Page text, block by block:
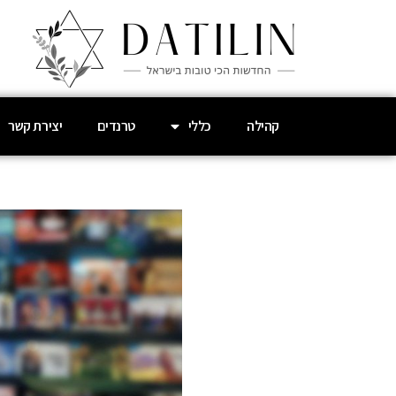
קהילה כללי טרנדים יצירת קשר